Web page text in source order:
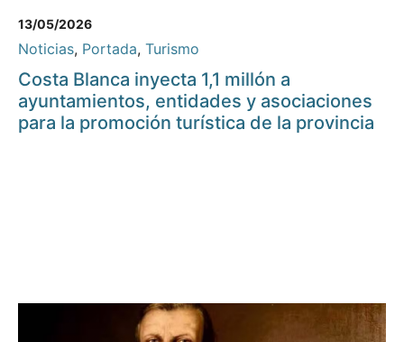
13/05/2026
Noticias, Portada, Turismo
Costa Blanca inyecta 1,1 millón a
ayuntamientos, entidades y asociaciones
para la promoción turística de la provincia